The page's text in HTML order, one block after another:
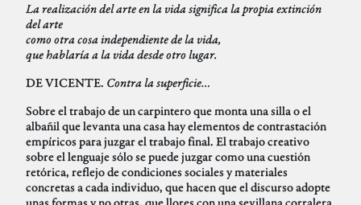
La realización del arte en la vida significa la propia extinción
del arte
como otra cosa independiente de la vida,
que hablaría a la vida desde otro lugar.
DE VICENTE. Contra la superficie…
Sobre el trabajo de un carpintero que monta una silla o el
albañil que levanta una casa hay elementos de contrastación
empíricos para juzgar el trabajo final. El trabajo creativo
sobre el lenguaje sólo se puede juzgar como una cuestión
retórica, reflejo de condiciones sociales y materiales
concretas a cada individuo, que hacen que el discurso adopte